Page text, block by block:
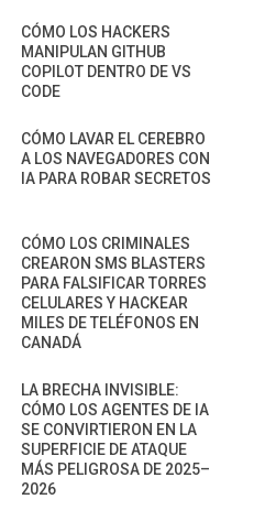
CÓMO LOS HACKERS
MANIPULAN GITHUB
COPILOT DENTRO DE VS
CODE
CÓMO LAVAR EL CEREBRO
A LOS NAVEGADORES CON
IA PARA ROBAR SECRETOS
CÓMO LOS CRIMINALES
CREARON SMS BLASTERS
PARA FALSIFICAR TORRES
CELULARES Y HACKEAR
MILES DE TELÉFONOS EN
CANADÁ
LA BRECHA INVISIBLE:
CÓMO LOS AGENTES DE IA
SE CONVIRTIERON EN LA
SUPERFICIE DE ATAQUE
MÁS PELIGROSA DE 2025–
2026